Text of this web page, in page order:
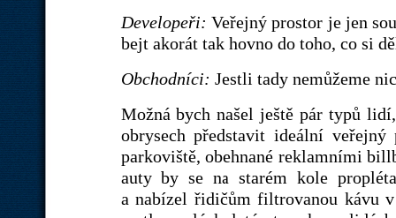
Developeři: Veřejný prostor je jen
bejt akorát tak hovno do toho, co si
Obchodníci: Jestli tady nemůžeme
Možná bych našel ještě pár typů
obrysech představit ideální
parkoviště, obehnané reklamními
auty by se na starém kole
a nabízel řidičům filtrovanou kávu